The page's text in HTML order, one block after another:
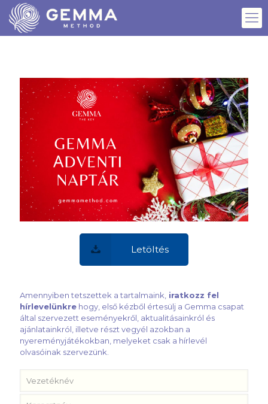
Letöltés
Amennyiben tetszettek a tartalmaink, iratkozz fel
hírlevelünkre hogy, első kézből értesülj a Gemma csapat
által szervezett eseményekről, aktualitásainkról és
ajánlatainkról, illetve részt vegyél azokban a
nyereményjátékokban, melyeket csak a hírlevél
olvasóinak szervezünk.